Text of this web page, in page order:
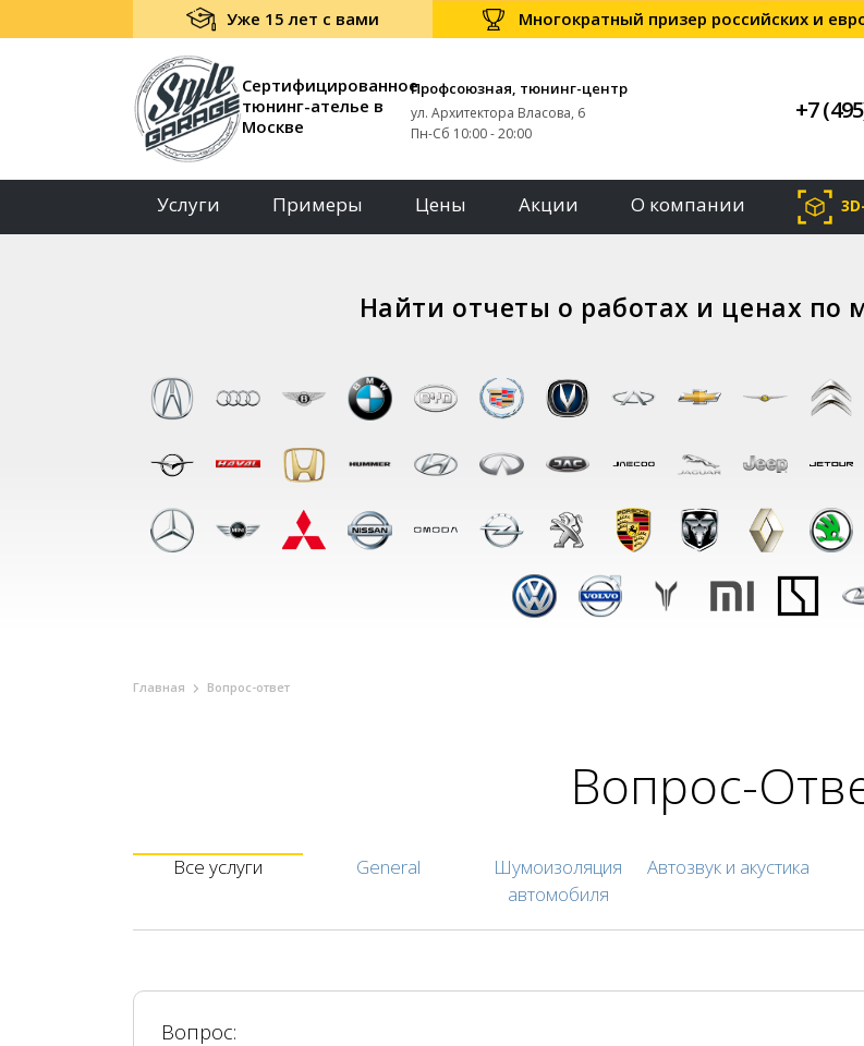
Уже 15 лет с вами Многократный призер российских и
+7
Сертифицированное
тюнинг-ателье в
Москве
Профсоюзная, тюнинг-центр
ул. Архитектора Власова, 6
Пн-Сб 10:00 - 20:00
Услуги Примеры Цены Акции О компании
Найти отчеты о работах и ценах по
Главная Вопрос-ответ
Вопрос-
Все услуги General
Шумоизоляция
автомобиля
Автозвук и акустика
Вопрос: